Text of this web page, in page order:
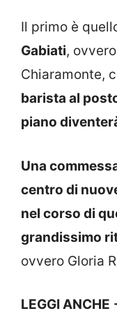
Il primo è
Gabiati,
Chiaramonte,
barista al
piano
Una
centro di
nel corso di
grandissimo
ovvero Gloria
LEGGI ANCHE